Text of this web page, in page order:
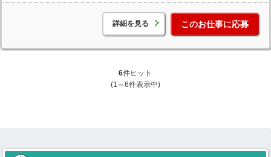
詳細を見る このお仕事に応募
6件ヒット
(1～6件表示中)